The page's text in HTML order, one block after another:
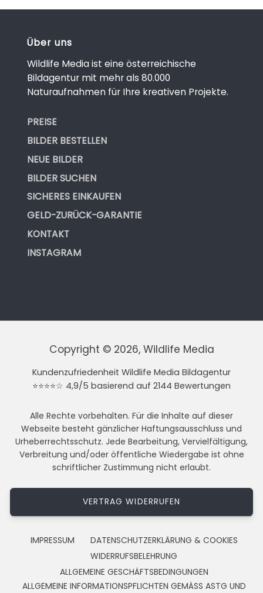
Über uns
Wildlife Media ist eine österreichische
Bildagentur mit mehr als 80.000
Naturaufnahmen für Ihre kreativen Projekte.
PREISE
BILDER BESTELLEN
NEUE BILDER
BILDER SUCHEN
SICHERES EINKAUFEN
GELD-ZURÜCK-GARANTIE
KONTAKT
INSTAGRAM
Copyright © 2026, Wildlife Media
Kundenzufriedenheit Wildlife Media Bildagentur
⭐⭐⭐⭐☆ 4,9/5 basierend auf 2144 Bewertungen
Alle Rechte vorbehalten. Für die Inhalte auf dieser
Webseite besteht gänzlicher Haftungsausschluss und
Urheberrechtsschutz. Jede Bearbeitung, Vervielfältigung,
Verbreitung und/oder öffentliche Wiedergabe ist ohne
schriftlicher Zustimmung nicht erlaubt.
VERTRAG WIDERRUFEN
IMPRESSUM
DATENSCHUTZERKLÄRUNG & COOKIES
WIDERRUFSBELEHRUNG
ALLGEMEINE GESCHÄFTSBEDINGUNGEN
ALLGEMEINE INFORMATIONSPFLICHTEN GEMÄSS ASTG UND